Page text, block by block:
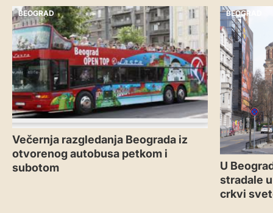
BEOGRAD
Večernja razgledanja Beograda iz
otvorenog autobusa petkom i
subotom
BEOGRAD
U
stradale
crkvi